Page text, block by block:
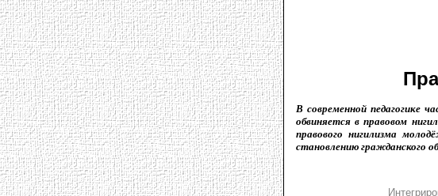
В современной педагогике
обвиняется в правовом
правового нигилизма
становлению гражданского